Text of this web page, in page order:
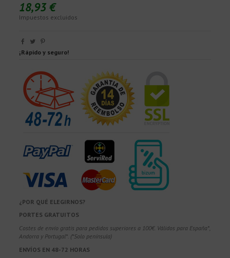
18,93 €
Impuestos excluidos
¡Rápido y seguro!
¿POR QUÉ ELEGIRNOS?
PORTES GRATUITOS
Costes de envío gratis para pedidos superiores a 100€. Válidos para España*,
Andorra y Portugal*. (*Solo península)
ENVÍOS EN 48-72 HORAS